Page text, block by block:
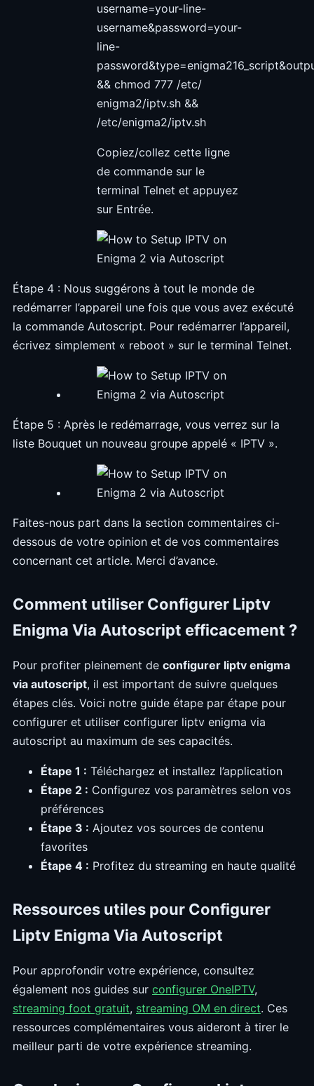
username=your-line-
username&password=your-
line-
&& chmod 777 /etc/
enigma2/iptv.sh &&
/etc/enigma2/iptv.sh
Copiez/collez cette ligne
de commande sur le
terminal Telnet et appuyez
sur Entrée.
Étape 4 : Nous suggérons à tout le monde de
redémarrer l’appareil une fois que vous avez exécuté
la commande Autoscript. Pour redémarrer l’appareil,
écrivez simplement « reboot » sur le terminal Telnet.
Étape 5 : Après le redémarrage, vous verrez sur la
liste Bouquet un nouveau groupe appelé « IPTV ».
Faites-nous part dans la section commentaires ci-
dessous de votre opinion et de vos commentaires
concernant cet article. Merci d’avance.
Comment utiliser Configurer Liptv
Enigma Via Autoscript efficacement ?
Pour profiter pleinement de configurer liptv enigma
via autoscript, il est important de suivre quelques
étapes clés. Voici notre guide étape par étape pour
configurer et utiliser configurer liptv enigma via
autoscript au maximum de ses capacités.
Étape 1 : Téléchargez et installez l’application
Étape 2 : Configurez vos paramètres selon vos
préférences
Étape 3 : Ajoutez vos sources de contenu
favorites
Étape 4 : Profitez du streaming en haute qualité
Ressources utiles pour Configurer
Liptv Enigma Via Autoscript
Pour approfondir votre expérience, consultez
également nos guides sur configurer OneIPTV,
streaming foot gratuit, streaming OM en direct. Ces
ressources complémentaires vous aideront à tirer le
meilleur parti de votre expérience streaming.